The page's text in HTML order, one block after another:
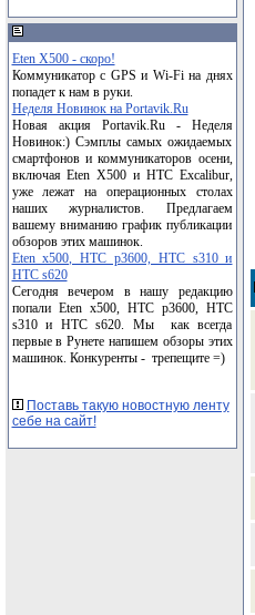
Eten X500 - скоро!
Коммуникатор с GPS и Wi-Fi на днях
попадет к нам в руки.
Неделя Новинок на Portavik.Ru
Новая акция Portavik.Ru - Неделя
Новинок:) Сэмплы самых ожидаемых
смартфонов и коммуникаторов осени,
включая Eten X500 и HTC Excalibur,
уже лежат на операционных столах
наших журналистов. Предлагаем
вашему вниманию график публикации
обзоров этих машинок.
Eten x500, HTC p3600, HTC s310 и
HTC s620
Сегодня вечером в нашу редакцию
попали Eten x500, HTC p3600, HTC
s310 и HTC s620. Мы как всегда
первые в Рунете напишем обзоры этих
машинок. Конкуренты - трепещите =)
Поставь такую новостную ленту
себе на сайт!